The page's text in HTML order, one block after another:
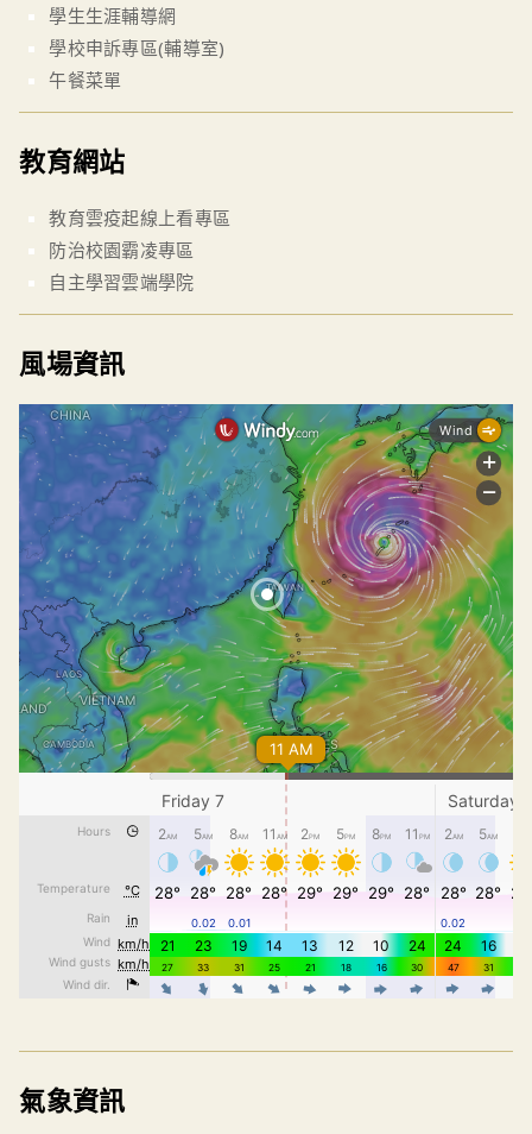
學生生涯輔導網
學校申訴專區(輔導室)
午餐菜單
教育網站
教育雲疫起線上看專區
防治校園霸凌專區
自主學習雲端學院
風場資訊
氣象資訊